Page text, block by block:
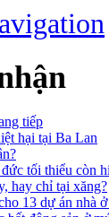
tiếp
hại tại Ba Lan
tối thiểu còn
hay chỉ tại xăng?
13 dự án nhà